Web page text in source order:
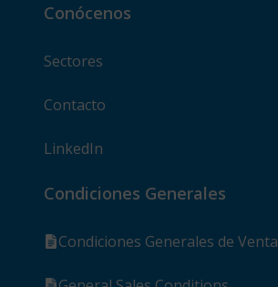
Conócenos
Sectores
Contacto
LinkedIn
Condiciones Generales
Condiciones Generales de Venta